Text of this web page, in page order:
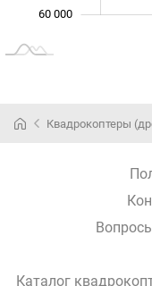
60 000
Квадрокоптеры
Каталог